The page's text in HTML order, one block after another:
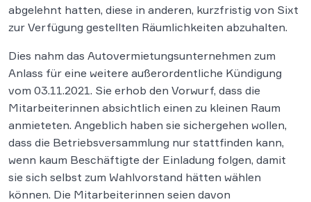
abgelehnt hatten, diese in anderen, kurzfristig von Sixt
zur Verfügung gestellten Räumlichkeiten abzuhalten.
Dies nahm das Autovermietungsunternehmen zum
Anlass für eine weitere außerordentliche Kündigung
vom 03.11.2021. Sie erhob den Vorwurf, dass die
Mitarbeiterinnen absichtlich einen zu kleinen Raum
anmieteten. Angeblich haben sie sichergehen wollen,
dass die Betriebsversammlung nur stattfinden kann,
wenn kaum Beschäftigte der Einladung folgen, damit
sie sich selbst zum Wahlvorstand hätten wählen
können. Die Mitarbeiterinnen seien davon